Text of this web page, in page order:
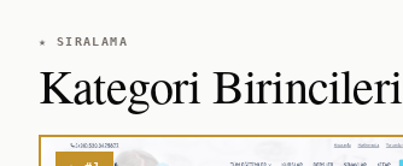
★ SIRALAMA
Kategori Birincileri